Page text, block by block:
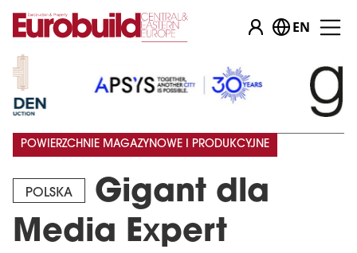
EN
POLSKA
Gigant dla
Media Expert
POWIERZCHNIE MAGAZYNOWE I PRODUKCYJNE